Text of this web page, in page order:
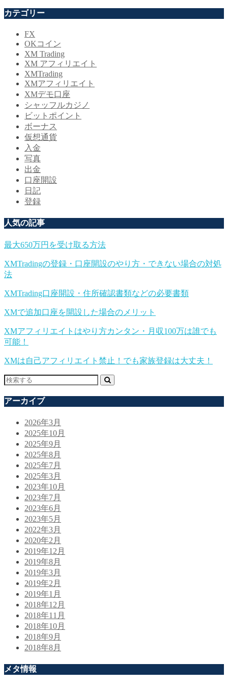
カテゴリー
FX
OKコイン
XM Trading
XM アフィリエイト
XMTrading
XMアフィリエイト
XMデモ口座
シャッフルカジノ
ビットポイント
ボーナス
仮想通貨
入金
写真
出金
口座開設
日記
登録
人気の記事
最大650万円を受け取る方法
XMTradingの登録・口座開設のやり方・できない場合の対処
法
XMTrading口座開設・住所確認書類などの必要書類
XMで追加口座を開設した場合のメリット
XMアフィリエイトはやり方カンタン・月収100万は誰でも
可能！
XMは自己アフィリエイト禁止！でも家族登録は大丈夫！
アーカイブ
2026年3月
2025年10月
2025年9月
2025年8月
2025年7月
2025年3月
2023年10月
2023年7月
2023年6月
2023年5月
2022年3月
2020年2月
2019年12月
2019年8月
2019年3月
2019年2月
2019年1月
2018年12月
2018年11月
2018年10月
2018年9月
2018年8月
メタ情報